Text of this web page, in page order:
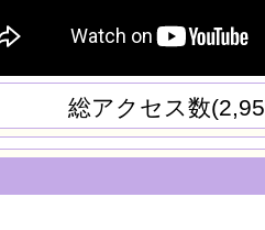
総アクセス数